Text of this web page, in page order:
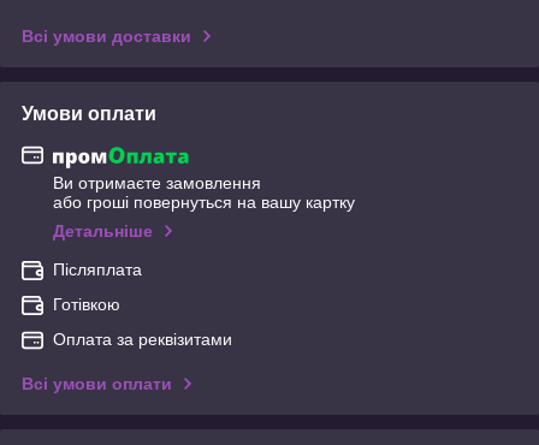
Всі умови доставки
Умови оплати
Ви отримаєте замовлення
або гроші повернуться на вашу картку
Детальніше
Післяплата
Готівкою
Оплата за реквізитами
Всі умови оплати